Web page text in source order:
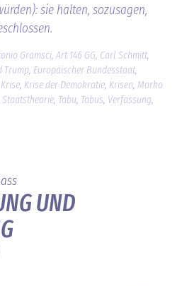
sie halten, sozusagen,
Gramsci, Art 146 GG, Carl Schmitt,
Trump, Europäischer Bundesstaat,
Krise, Krise der Demokratie, Krisen, Marko
Staatstheorie, Tabu, Tabus, Verfassung,
UND